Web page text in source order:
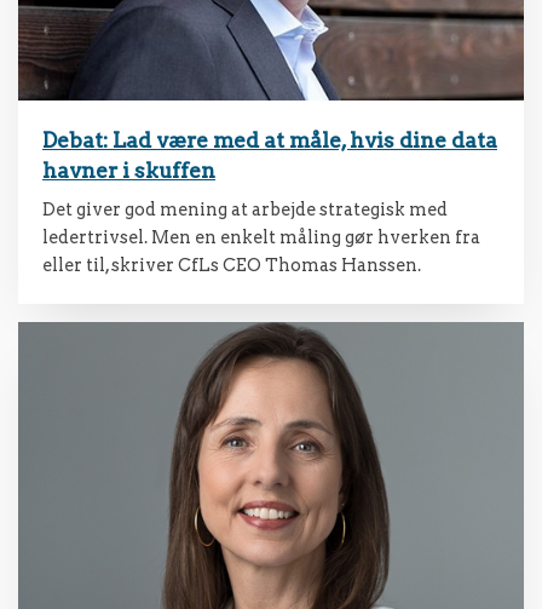
Debat: Lad være med at måle, hvis dine data
havner i skuffen
Det giver god mening at arbejde strategisk med
ledertrivsel. Men en enkelt måling gør hverken fra
eller til, skriver CfLs CEO Thomas Hanssen.